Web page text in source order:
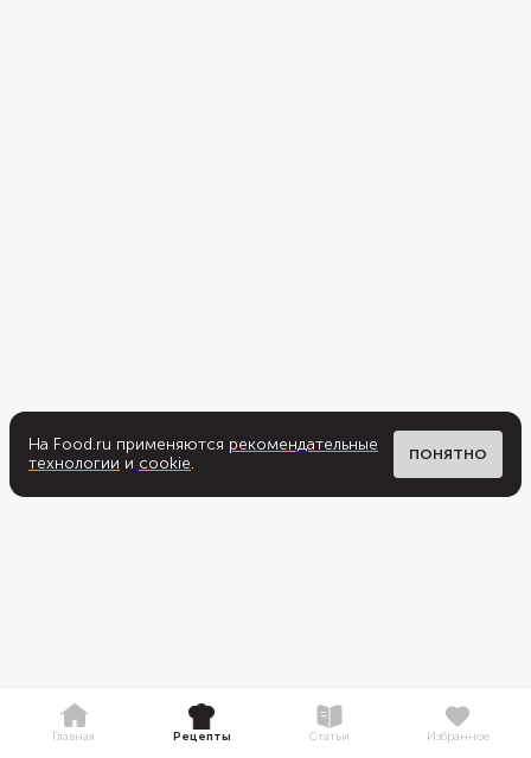
На Food.ru применяются рекомендательные
технологии и cookie. ПОНЯТНО
Главная Рецепты Статьи Избранное